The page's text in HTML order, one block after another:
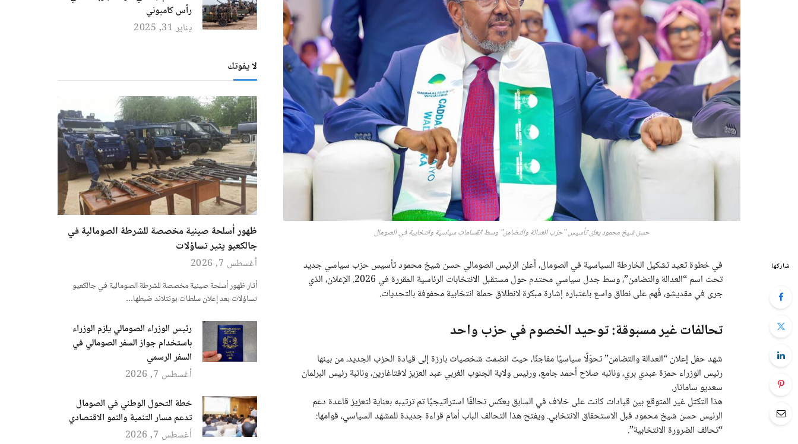
حسن شيخ محمود يعلن تأسيس "حزب العدالة والتضامن" وسط انقسامات سياسية وانتخابية في الصومال
شاركها
في خطوة تعيد تشكيل الخارطة السياسية في الصومال، أعلن الرئيس الصومالي حسن شيخ محمود تأسيس حزب سياسي جديد
تحت اسم “العدالة والتضامن”، وسط جدل سياسي محتدم حول مستقبل الانتخابات الرئاسية المقررة في 2026. الإعلان، الذي
جرى في مقديشو، فُهم على نطاق واسع باعتباره إشارة مبكرة لانطلاق حملة انتخابية محفوفة بالتحديات.
تحالفات غير مسبوقة: توحيد الخصوم في حزب واحد
شهد حفل إعلان “العدالة والتضامن” تحوّلًا سياسيًا مفاجئًا، حيث انضمت شخصيات بارزة إلى قيادة الحزب الجديد، من بينها
رئيس الوزراء حمزة عبدي بري، ونائبه صلاح أحمد جامع، ورئيس ولاية الجنوب الغربي عبد العزيز لافتاغارين، ونائبة رئيس البرلمان
سعديو ساماتار.
هذا التكتل غير المتوقع بين قيادات كانت على خلاف في السابق يعكس تحالفًا استراتيجيًا تم ترتيبه بعناية لتعزيز قاعدة دعم
الرئيس حسن شيخ محمود قبل الاستحقاق الانتخابي. ويفتح هذا التحالف الباب أمام قراءة جديدة للمشهد السياسي، قوامها:
“تحالف الضرورة الانتخابية”.
رأس كامبوني
يناير 31, 2025
لا يفوتك
ظهور أسلحة صينية مخصصة للشرطة الصومالية في
جالكعيو يثير تساؤلات
أغسطس 7, 2026
أثار ظهور أسلحة صينية مخصصة للشرطة الصومالية في جالكعيو
تساؤلات بعد إعلان سلطات بونتلاند ضبطها…
رئيس الوزراء الصومالي يلزم الوزراء
باستخدام جواز السفر الصومالي في
السفر الرسمي
أغسطس 7, 2026
خطة التحول الوطني في الصومال
تدعم مسار التنمية والنمو الاقتصادي
أغسطس 7, 2026